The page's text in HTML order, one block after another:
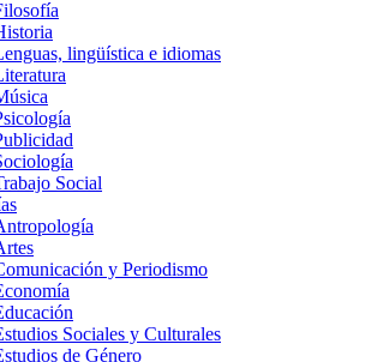
lingüística e idiomas
Social
y Periodismo
Sociales y Culturales
de Género